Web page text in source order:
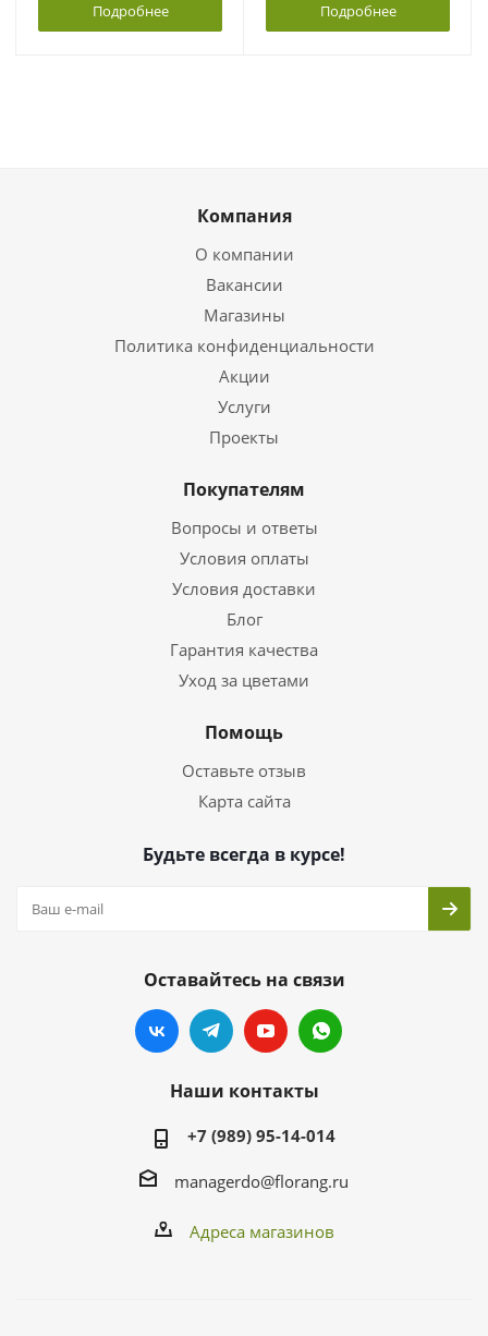
Подробнее Подробнее
Компания
О компании
Вакансии
Магазины
Политика конфиденциальности
Акции
Услуги
Проекты
Покупателям
Вопросы и ответы
Условия оплаты
Условия доставки
Блог
Гарантия качества
Уход за цветами
Помощь
Оставьте отзыв
Карта сайта
Будьте всегда в курсе!
Оставайтесь на связи
Наши контакты
+7 (989) 95-14-014
managerdo@florang.ru
Адреса магазинов